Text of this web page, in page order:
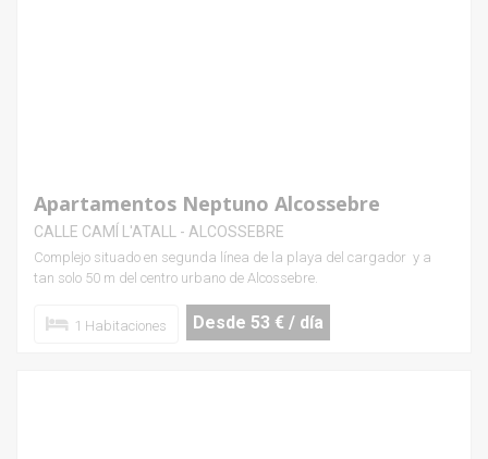
Apartamentos Neptuno Alcossebre
CALLE CAMÍ L'ATALL - ALCOSSEBRE
Complejo situado en segunda línea de la playa del cargador y a
tan solo 50 m del centro urbano de Alcossebre.
1 Habitaciones Desde 53 € / día